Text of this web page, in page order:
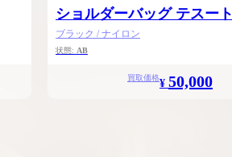
ショルダーバッグ テスート
ブラック / ナイロン
状態: AB
買取価格¥ 50,000